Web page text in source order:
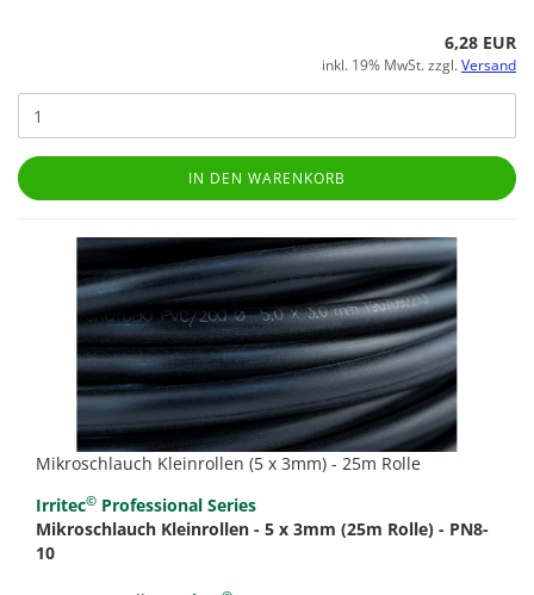
6,28 EUR
inkl. 19% MwSt. zzgl.Versand
IN DEN WARENKORB
Mikroschlauch Kleinrollen (5 x 3mm) - 25m Rolle
Irritec© Professional Series
Mikroschlauch Kleinrollen - 5 x 3mm (25m Rolle) - PN8-
10